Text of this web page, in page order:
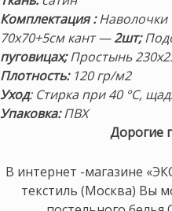
Комплектация:Наволочки
70х70+5см кант —2шт;
пуговицах;Простынь
Плотность: 120 гр/м2
Уход: Стирка при 40 °С,
Упаковка:ПВХ
Дорогие
В интернет -магазине
текстиль (Москва) Вы